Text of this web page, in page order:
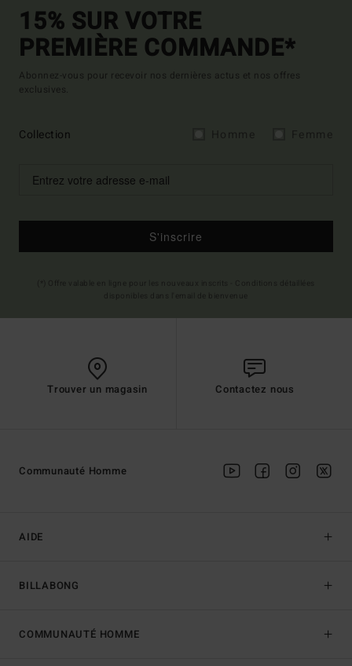
15% SUR VOTRE
PREMIÈRE COMMANDE*
Abonnez-vous pour recevoir nos dernières actus et nos offres
exclusives.
Collection
S'inscrire
Trouver un magasin Contactez nous
AIDE
BILLABONG
Communauté Homme
COMMUNAUTÉ HOMME